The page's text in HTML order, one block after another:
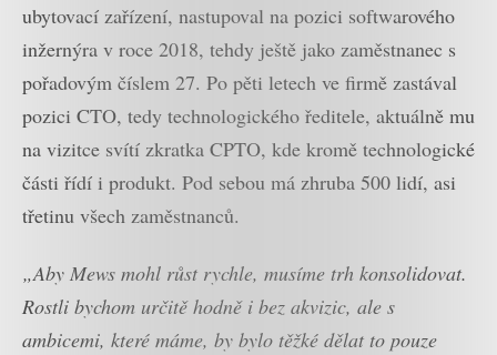
ubytovací zařízení, nastupoval na pozici softwarového
inžernýra v roce 2018, tehdy ještě jako zaměstnanec s
pořadovým číslem 27. Po pěti letech ve firmě zastával
pozici CTO, tedy technologického ředitele, aktuálně mu
na vizitce svítí zkratka CPTO, kde kromě technologické
části řídí i produkt. Pod sebou má zhruba 500 lidí, asi
třetinu všech zaměstnanců.
„Aby Mews mohl růst rychle, musíme trh konsolidovat.
Rostli bychom určitě hodně i bez akvizic, ale s
ambicemi, které máme, by bylo těžké dělat to pouze